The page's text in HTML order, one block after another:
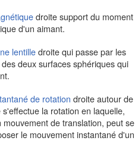
droite support du moment
d'un aimant.
lentille droite qui passe par les
deux surfaces sphériques qui
de rotation droite autour de
s'effectue la rotation en laquelle,
mouvement de translation, peut se
le mouvement instantané d'un